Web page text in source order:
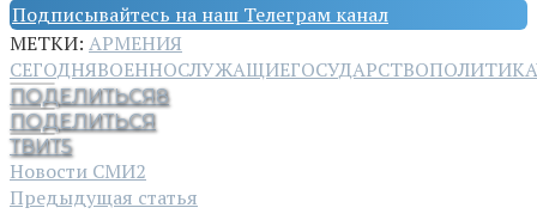
Подписывайтесь на наш Телеграм канал
МЕТКИ: АРМЕНИЯ
СЕГОДНЯВОЕННОСЛУЖАЩИЕГОСУДАРСТВОПОЛИТИКА
ПОДЕЛИТЬСЯ8
ПОДЕЛИТЬСЯ
ТВИТ5
Новости СМИ2
Предыдущая статья